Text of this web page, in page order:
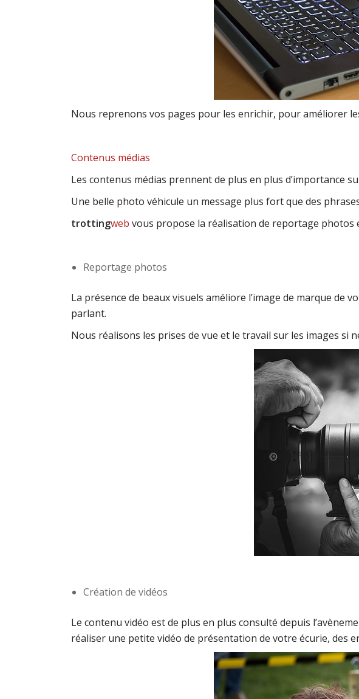
Nous reprenons vos pages pour les enrichir, pour améliorer
Contenus médias
Les contenus médias prennent de plus en plus d’importance
Une belle photo véhicule un message plus fort que des
trottingweb vous propose la réalisation de reportage photos
Reportage photos
La présence de beaux visuels améliore l’image de marque
parlant.
Nous réalisons les prises de vue et le travail sur les images si
Création de vidéos
Le contenu vidéo est de plus en plus consulté depuis
réaliser une petite vidéo de présentation de votre écurie, des